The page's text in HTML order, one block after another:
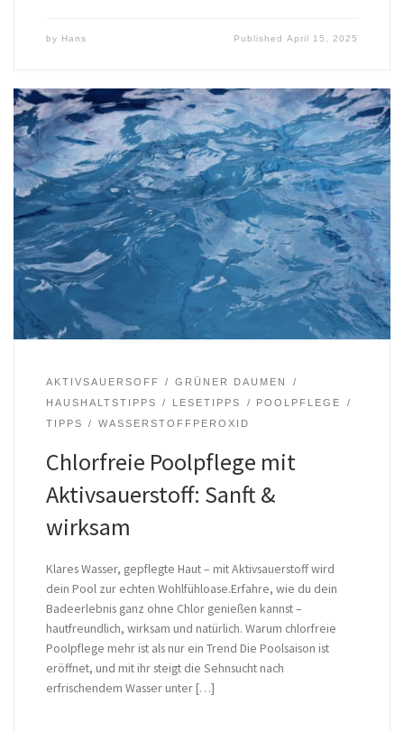
by Hans PublishedApril 15, 2025
AKTIVSAUERSOFF
GRÜNER DAUMEN
HAUSHALTSTIPPS
LESETIPPS
POOLPFLEGE
TIPPS
WASSERSTOFFPEROXID
Chlorfreie Poolpflege mit
Aktivsauerstoff: Sanft &
wirksam
Klares Wasser, gepflegte Haut – mit Aktivsauerstoff wird
dein Pool zur echten Wohlfühloase.Erfahre, wie du dein
Badeerlebnis ganz ohne Chlor genießen kannst –
hautfreundlich, wirksam und natürlich. Warum chlorfreie
Poolpflege mehr ist als nur ein Trend Die Poolsaison ist
eröffnet, und mit ihr steigt die Sehnsucht nach
erfrischendem Wasser unter […]